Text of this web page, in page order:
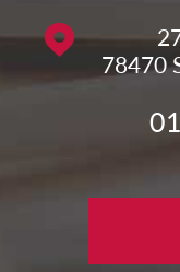
78470